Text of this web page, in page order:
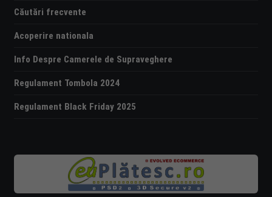
Căutări frecvente
Acoperire nationala
Info Despre Camerele de Supraveghere
Regulament Tombola 2024
Regulament Black Friday 2025